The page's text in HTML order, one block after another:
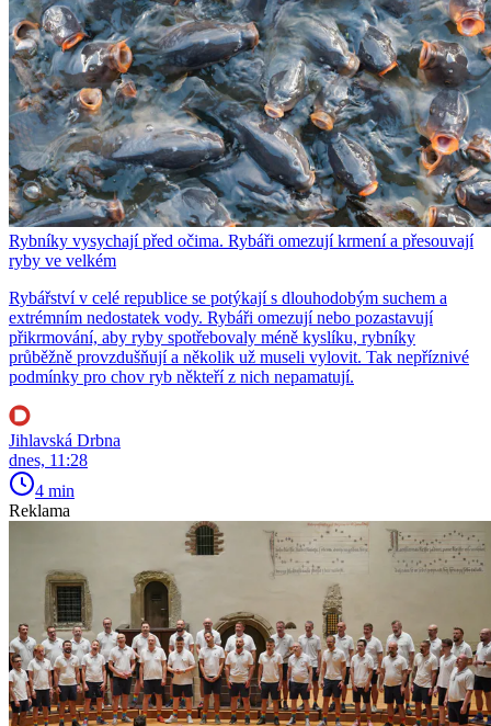
Rybníky vysychají před očima. Rybáři omezují krmení a přesouvají
ryby ve velkém
Rybářství v celé republice se potýkají s dlouhodobým suchem a
extrémním nedostatek vody. Rybáři omezují nebo pozastavují
přikrmování, aby ryby spotřebovaly méně kyslíku, rybníky
průběžně provzdušňují a několik už museli vylovit. Tak nepříznivé
podmínky pro chov ryb někteří z nich nepamatují.
Jihlavská Drbna
dnes, 11:28
4 min
Reklama